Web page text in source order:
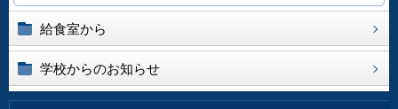
給食室から
学校からのお知らせ